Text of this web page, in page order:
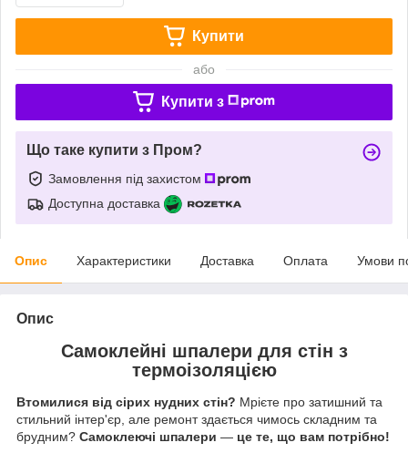
Купити
або
Купити з
Що таке купити з Пром?
Замовлення під захистом
Доступна доставка
Опис Характеристики Доставка Оплата Умови
Опис
Самоклейні шпалери для стін з
термоізоляцією
Втомилися від сірих нудних стін? Мрієте про затишний та
стильний інтер'єр, але ремонт здається чимось складним та
брудним? Самоклеючі шпалери ― це те, що вам потрібно!